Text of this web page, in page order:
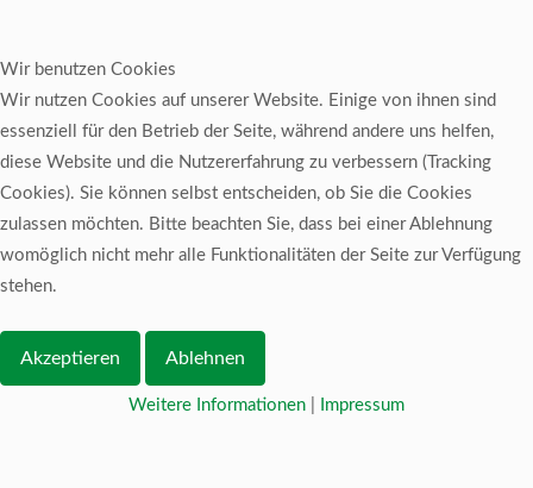
Wir benutzen Cookies
Wir nutzen Cookies auf unserer Website. Einige von ihnen sind
essenziell für den Betrieb der Seite, während andere uns helfen,
diese Website und die Nutzererfahrung zu verbessern (Tracking
Cookies). Sie können selbst entscheiden, ob Sie die Cookies
zulassen möchten. Bitte beachten Sie, dass bei einer Ablehnung
womöglich nicht mehr alle Funktionalitäten der Seite zur Verfügung
stehen.
Akzeptieren Ablehnen
Weitere Informationen Impressum